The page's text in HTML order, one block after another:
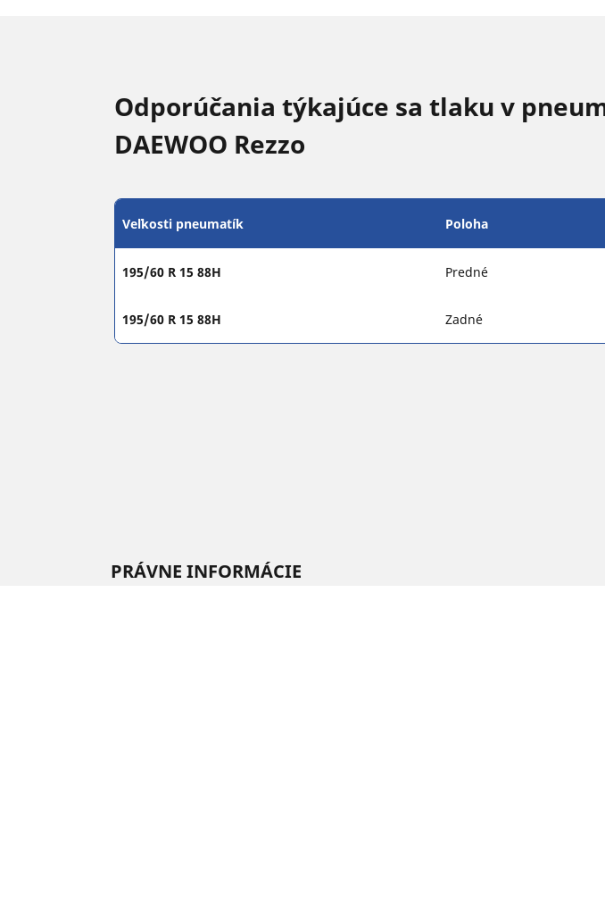
Odporúčania týkajúce sa tlaku v
DAEWOO Rezzo
Veľkosti pneumatík Poloha
195/60 R 15 88H Predné
195/60 R 15 88H Zadné
PRÁVNE INFORMÁCIE